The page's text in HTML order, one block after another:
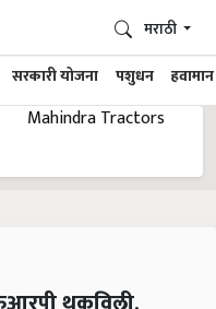
सरकारी योजना पशुधन हवामान
मराठी